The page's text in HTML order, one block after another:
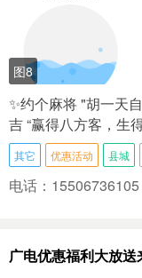
图8
✨约个麻将 "胡一天
吉 “赢得八方客，生
其它 优惠活动 县城
电话：15506736105
广电优惠福利大放送